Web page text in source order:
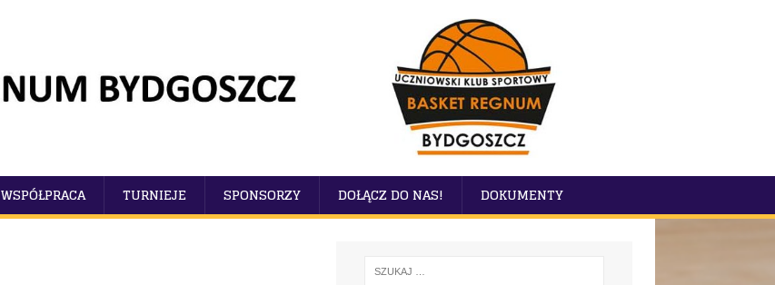
WSPÓŁPRACA TURNIEJE SPONSORZY DOŁĄCZ DO NAS! DOKUMENTY